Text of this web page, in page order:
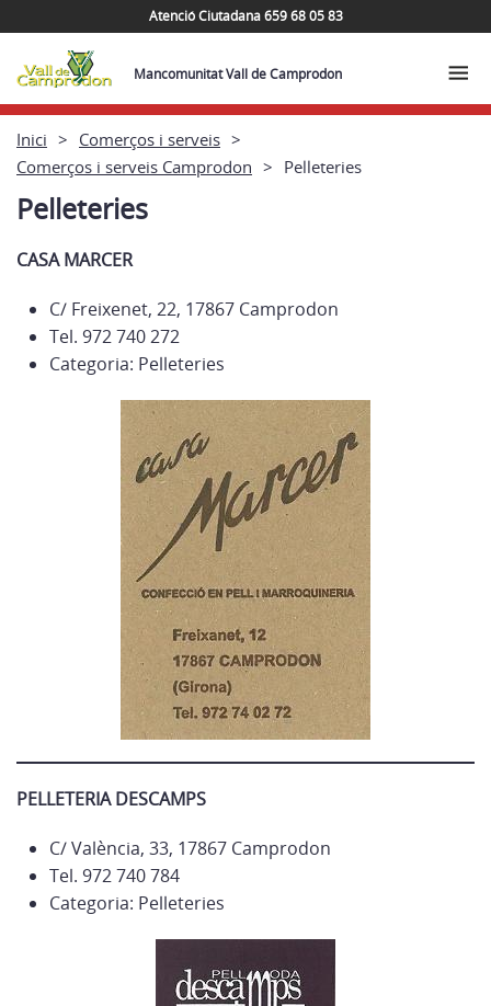
Atenció Ciutadana 659 68 05 83
Mancomunitat Vall de Camprodon
Inici
Comerços i serveis
Comerços i serveis Camprodon
Pelleteries
Pelleteries
CASA MARCER
C/ Freixenet, 22, 17867 Camprodon
Tel. 972 740 272
Categoria: Pelleteries
PELLETERIA DESCAMPS
C/ València, 33, 17867 Camprodon
Tel. 972 740 784
Categoria: Pelleteries